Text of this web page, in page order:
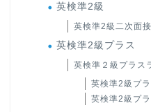
英検準2級
英検準2級二次面
英検準2級プラス
英検準２級プラス
英検準2級プ
英検準2級プ